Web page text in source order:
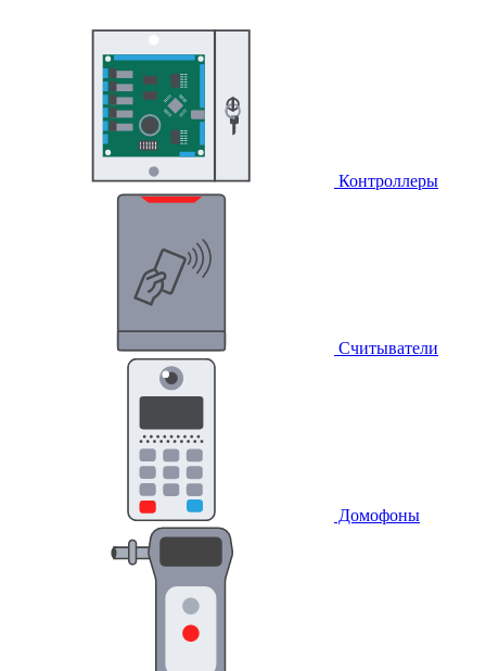
Контроллеры
Считыватели
Домофоны